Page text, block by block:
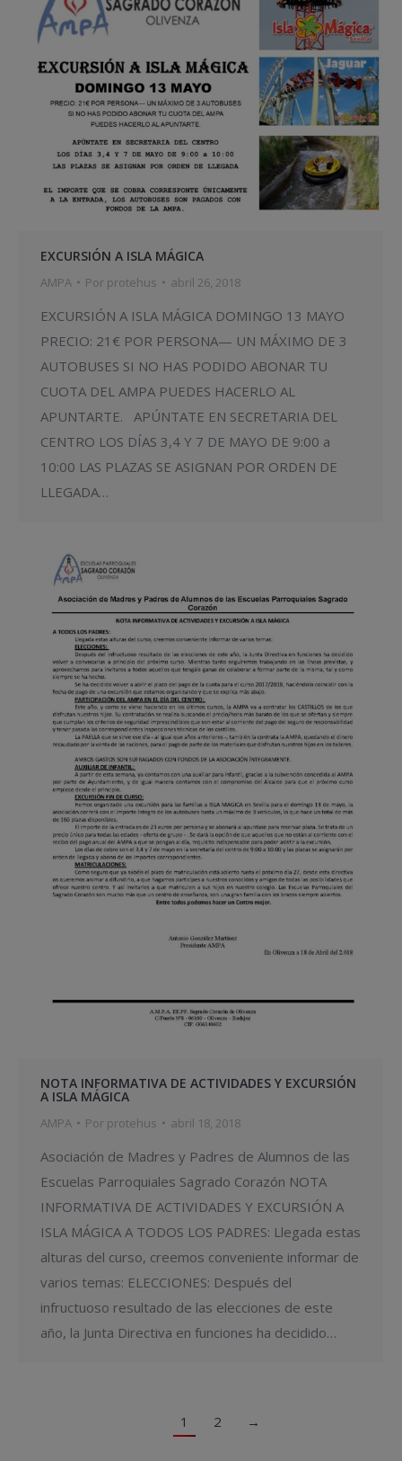
EXCURSIÓN A ISLA MÁGICA
AMPA Por protehus abril 26, 2018
EXCURSIÓN A ISLA MÁGICA DOMINGO 13 MAYO
PRECIO: 21€ POR PERSONA— UN MÁXIMO DE 3
AUTOBUSES SI NO HAS PODIDO ABONAR TU
CUOTA DEL AMPA PUEDES HACERLO AL
APUNTARTE. APÚNTATE EN SECRETARIA DEL
CENTRO LOS DÍAS 3,4 Y 7 DE MAYO DE 9:00 a
10:00 LAS PLAZAS SE ASIGNAN POR ORDEN DE
LLEGADA…
NOTA INFORMATIVA DE ACTIVIDADES Y EXCURSIÓN
A ISLA MÁGICA
AMPA Por protehus abril 18, 2018
Asociación de Madres y Padres de Alumnos de las
Escuelas Parroquiales Sagrado Corazón NOTA
INFORMATIVA DE ACTIVIDADES Y EXCURSIÓN A
ISLA MÁGICA A TODOS LOS PADRES: Llegada estas
alturas del curso, creemos conveniente informar de
varios temas: ELECCIONES: Después del
infructuoso resultado de las elecciones de este
año, la Junta Directiva en funciones ha decidido…
1 2 →